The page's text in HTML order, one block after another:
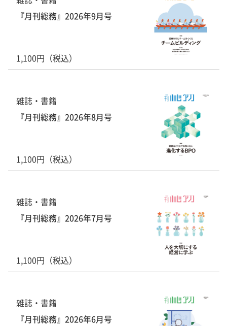
『月刊総務』2026年9月号
1,100円（税込）
雑誌・書籍
『月刊総務』2026年8月号
1,100円（税込）
雑誌・書籍
『月刊総務』2026年7月号
1,100円（税込）
雑誌・書籍
『月刊総務』2026年6月号